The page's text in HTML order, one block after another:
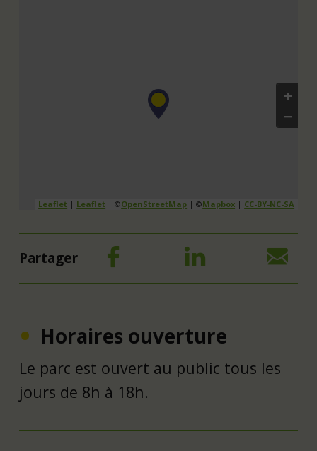
+
−
Leaflet | Leaflet | ©OpenStreetMap | ©Mapbox | CC-BY-NC-SA
Partager
Horaires ouverture
Le parc est ouvert au public tous les
jours de 8h à 18h.